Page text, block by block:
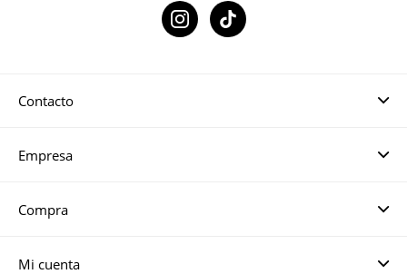
Contacto
Empresa
Compra
Mi cuenta
